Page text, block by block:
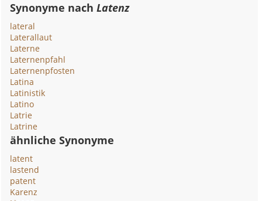
Synonyme nachLatenz
lateral
Laterallaut
Laterne
Laternenpfahl
Laternenpfosten
Latina
Latinistik
Latino
Latrie
Latrine
ähnliche Synonyme
latent
lastend
patent
Karenz